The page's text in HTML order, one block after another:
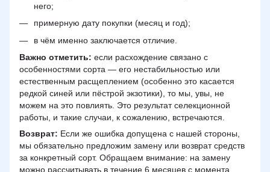
него;
примерную дату покупки (месяц и год);
в чём именно заключается отличие.
Важно отметить: если расхождение связано с
особенностями сорта — его нестабильностью или
естественным расщеплением (особенно это касается
редкой синей или пёстрой экзотики), то мы, увы, не
можем на это повлиять. Это результат селекционной
работы, и такие случаи, к сожалению, встречаются.
Возврат: Если же ошибка допущена с нашей стороны,
мы обязательно предложим замену или возврат средств
за конкретный сорт. Обращаем внимание: на замену
можно рассчитывать в течение 6 месяцев с момента